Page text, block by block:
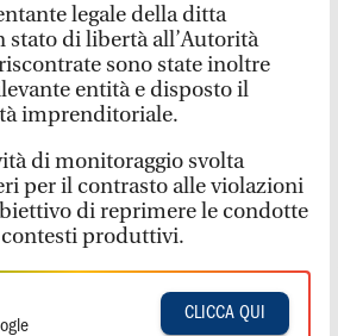
legale della ditta
stato di libertà all’Autorità
sono state inoltre
entità e disposto il
imprenditoriale.
di monitoraggio svolta
per il contrasto alle violazioni
di reprimere le condotte
produttivi.
CLICCA QUI